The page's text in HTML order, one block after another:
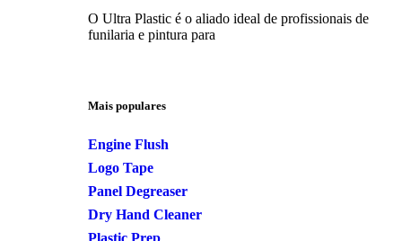
O Ultra Plastic é o aliado ideal de profissionais de
funilaria e pintura para
Mais populares
Engine Flush
Logo Tape
Panel Degreaser
Dry Hand Cleaner
Plastic Prep